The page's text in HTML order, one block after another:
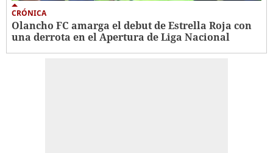
CRÓNICA
Olancho FC amarga el debut de Estrella Roja con
una derrota en el Apertura de Liga Nacional